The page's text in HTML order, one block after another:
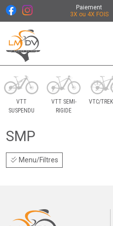
Paiement
3X ou 4X FOIS
Le Marché du Vélo Votre
VTT
SUSPENDU
VTT SEMI-
RIGIDE
VTC/
SMP
Menu/Filtres